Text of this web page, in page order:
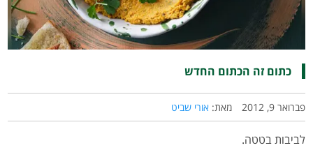
כתום זה הכתום החדש
פברואר 9, 2012 מאת: אורי שביט
לביבות בטטה.